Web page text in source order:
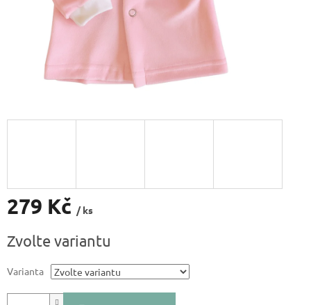
279 Kč / ks
cena:
Zvolte variantu
Varianta